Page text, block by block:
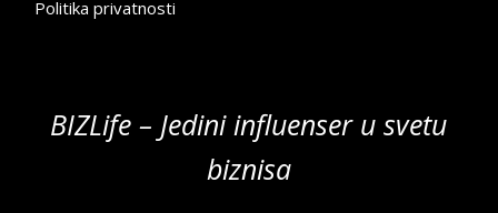
Politika privatnosti
BIZLife – Jedini influenser u svetu
biznisa